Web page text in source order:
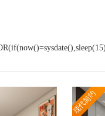
现代简约